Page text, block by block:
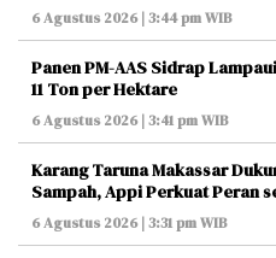
6 Agustus 2026 | 3:44 pm WIB
Panen PM-AAS Sidrap
11 Ton per Hektare
6 Agustus 2026 | 3:41 pm WIB
Karang Taruna Makassar
Sampah, Appi Perkuat Peran
6 Agustus 2026 | 3:31 pm WIB